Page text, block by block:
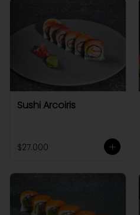
Sushi Arcoiris
$27.000